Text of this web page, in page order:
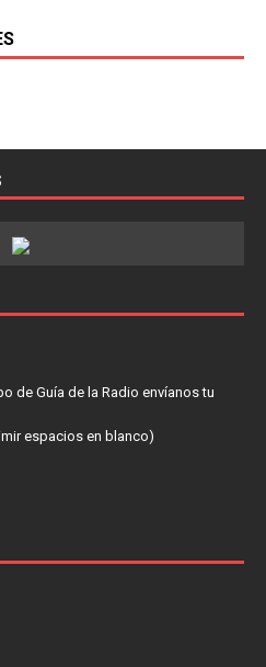
de Guía de la Radio envíanos tu
espacios en blanco)